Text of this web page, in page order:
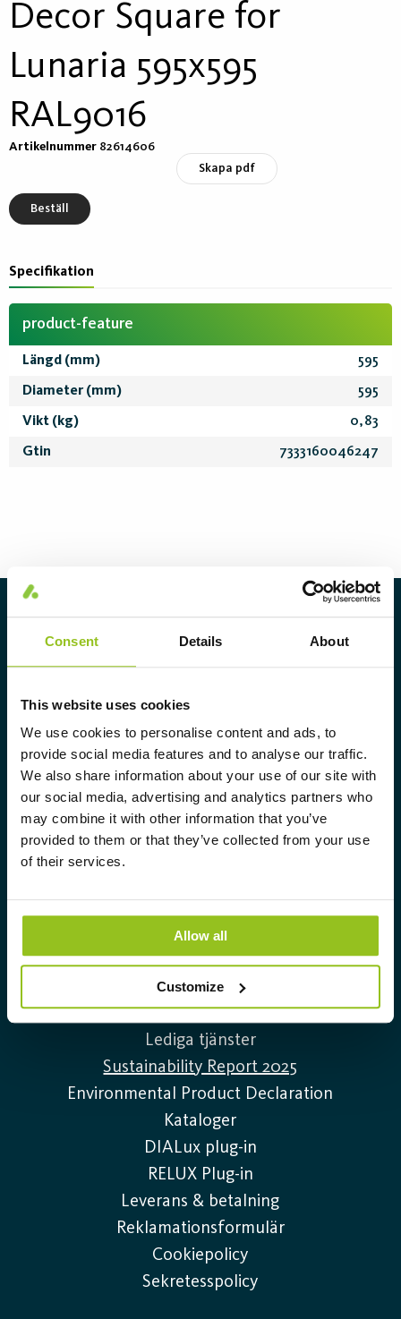
Consent Details About
This website uses cookies
We use cookies to personalise content and ads, to
provide social media features and to analyse our traffic.
We also share information about your use of our site with
our social media, advertising and analytics partners who
may combine it with other information that you’ve
provided to them or that they’ve collected from your use
of their services.
Allow all
Customize
Decor Square for
Lunaria 595x595
RAL9016
Artikelnummer 82614606
Skapa pdf
Beställ
Specifikation
product-feature
Längd (mm) 595
Diameter (mm) 595
Vikt (kg) 0,83
Gtin 7333160046247
Om Aura Light
Aura Light grundades 1930 under
fortsatt att utveckla vår
spetskompetens inom belysning och
erbjuder marknaden ett komplett
sortiment av skräddarsydda,
högteknologiska och hållbara
belysningslösningar.
020-32 30 30
Information
Kontakta oss
Lediga tjänster
Sustainability Report 2025
Environmental Product Declaration
Kataloger
DIALux plug-in
RELUX Plug-in
Leverans & betalning
Reklamationsformulär
Cookiepolicy
Sekretesspolicy